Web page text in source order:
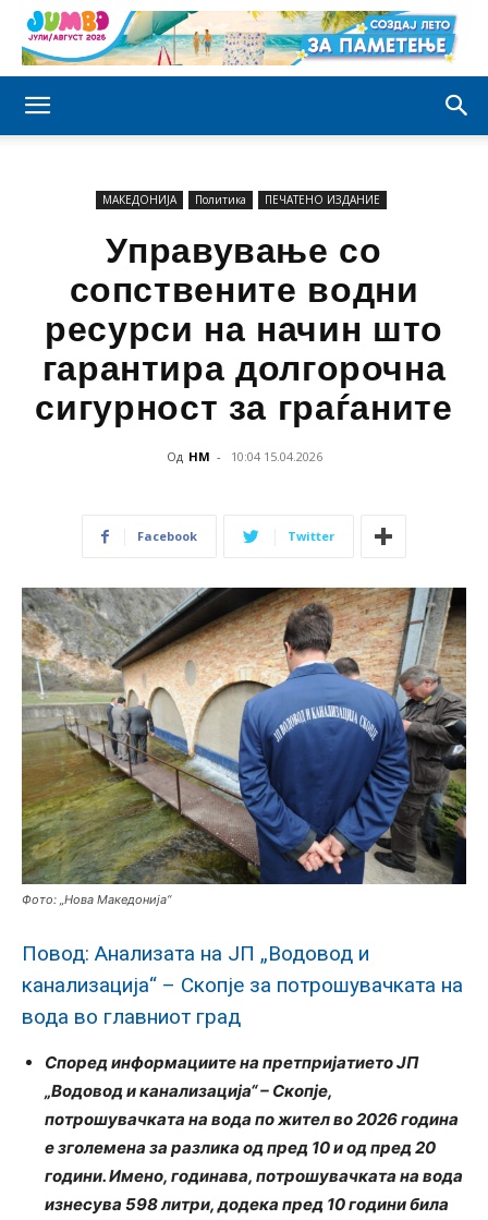
МАКЕДОНИЈА Политика ПЕЧАТЕНО ИЗДАНИЕ
Управување со
сопствените водни
ресурси на начин што
гарантира долгорочна
сигурност за граѓаните
Од НМ - 10:04 15.04.2026
Facebook Twitter
Фото: „Нова Македонија“
Повод: Анализата на ЈП „Водовод и
канализација“ – Скопје за потрошувачката на
вода во главниот град
Според информациите на претпријатието ЈП
„Водовод и канализација“ – Скопје,
потрошувачката на вода по жител во 2026 година
е зголемена за разлика од пред 10 и од пред 20
години. Имено, годинава, потрошувачката на вода
изнесува 598 литри, додека пред 10 години била